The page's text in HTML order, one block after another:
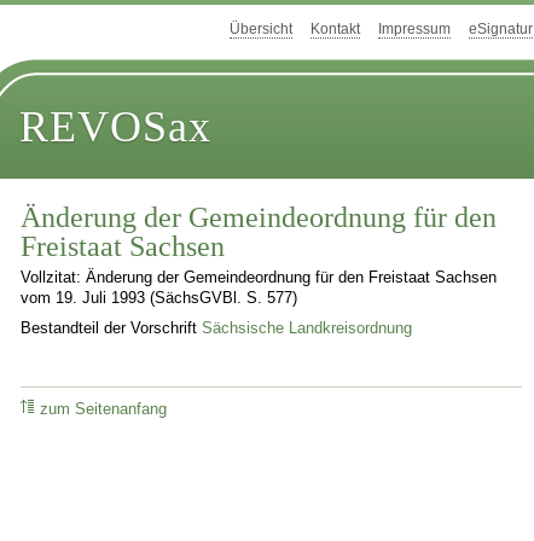
Übersicht Kontakt Impressum eSignatur
REVOSax
Änderung der Gemeindeordnung für den
Freistaat Sachsen
Vollzitat: Änderung der Gemeindeordnung für den Freistaat Sachsen
vom 19. Juli 1993 (SächsGVBl. S. 577)
Bestandteil der VorschriftSächsische Landkreisordnung
zum Seitenanfang